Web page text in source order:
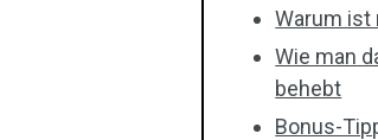
Warum ist
Wie man
behebt
Bonus-